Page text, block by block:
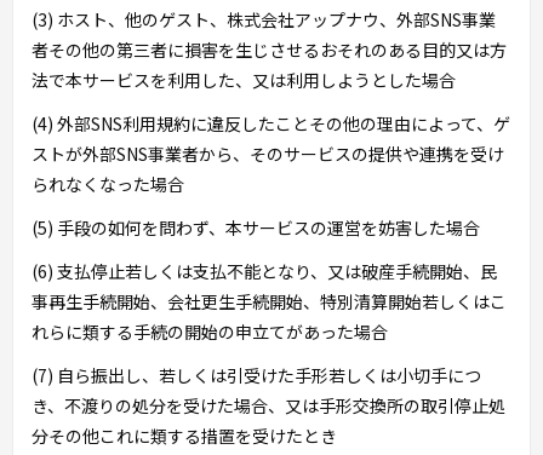
(3) ホスト、他のゲスト、株式会社アップナウ、外部SNS事業
者その他の第三者に損害を生じさせるおそれのある目的又は方
法で本サービスを利用した、又は利用しようとした場合
(4) 外部SNS利用規約に違反したことその他の理由によって、ゲ
ストが外部SNS事業者から、そのサービスの提供や連携を受け
られなくなった場合
(5) 手段の如何を問わず、本サービスの運営を妨害した場合
(6) 支払停止若しくは支払不能となり、又は破産手続開始、民
事再生手続開始、会社更生手続開始、特別清算開始若しくはこ
れらに類する手続の開始の申立てがあった場合
(7) 自ら振出し、若しくは引受けた手形若しくは小切手につ
き、不渡りの処分を受けた場合、又は手形交換所の取引停止処
分その他これに類する措置を受けたとき